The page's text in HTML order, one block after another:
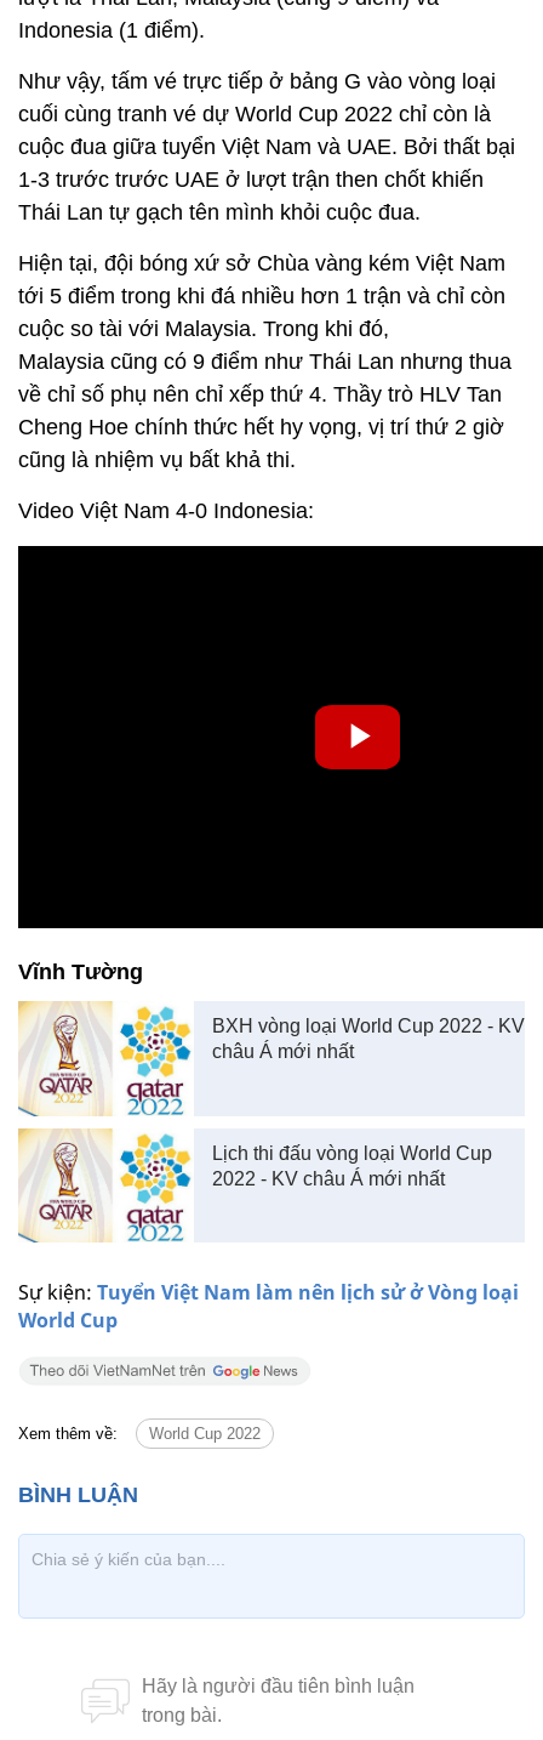
Sự kiện: Tuyển Việt Nam làm nên lịch sử ở Vòng loại
World Cup
Indonesia (1 điểm).
Như vậy, tấm vé trực tiếp ở bảng G vào vòng loại
cuối cùng tranh vé dự World Cup 2022 chỉ còn là
cuộc đua giữa tuyển Việt Nam và UAE. Bởi thất bại
1-3 trước trước UAE ở lượt trận then chốt khiến
Thái Lan tự gạch tên mình khỏi cuộc đua.
Hiện tại, đội bóng xứ sở Chùa vàng kém Việt Nam
tới 5 điểm trong khi đá nhiều hơn 1 trận và chỉ còn
cuộc so tài với Malaysia. Trong khi đó,
Malaysia cũng có 9 điểm như Thái Lan nhưng thua
về chỉ số phụ nên chỉ xếp thứ 4. Thầy trò HLV Tan
Cheng Hoe chính thức hết hy vọng, vị trí thứ 2 giờ
cũng là nhiệm vụ bất khả thi.
Video Việt Nam 4-0 Indonesia:
Vĩnh Tường
BXH vòng loại World Cup 2022 - KV
châu Á mới nhất
Lịch thi đấu vòng loại World Cup
2022 - KV châu Á mới nhất
Xem thêm về: World Cup 2022